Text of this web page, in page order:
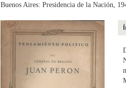
Buenos Aires: Presidencia de la Nación,